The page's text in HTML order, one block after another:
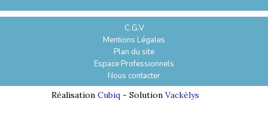
C.G.V
Mentions Légales
Plan du site
Espace Professionnels
Nous contacter
Réalisation Cubiq- Solution Vackélys